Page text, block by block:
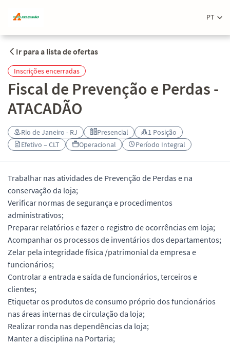
PT
Ir para a lista de ofertas
Inscrições encerradas
Fiscal de Prevenção e Perdas -
ATACADÃO
Rio de Janeiro - RJ Presencial
1 Posição
Efetivo – CLT
Operacional Período Integral
Trabalhar nas atividades de Prevenção de Perdas e na
conservação da loja;
Verificar normas de segurança e procedimentos
administrativos;
Preparar relatórios e fazer o registro de ocorrências em loja;
Acompanhar os processos de inventários dos departamentos;
Zelar pela integridade física /patrimonial da empresa e
funcionários;
Controlar a entrada e saída de funcionários, terceiros e
clientes;
Etiquetar os produtos de consumo próprio dos funcionários
nas áreas internas de circulação da loja;
Realizar ronda nas dependências da loja;
Manter a disciplina na Portaria;